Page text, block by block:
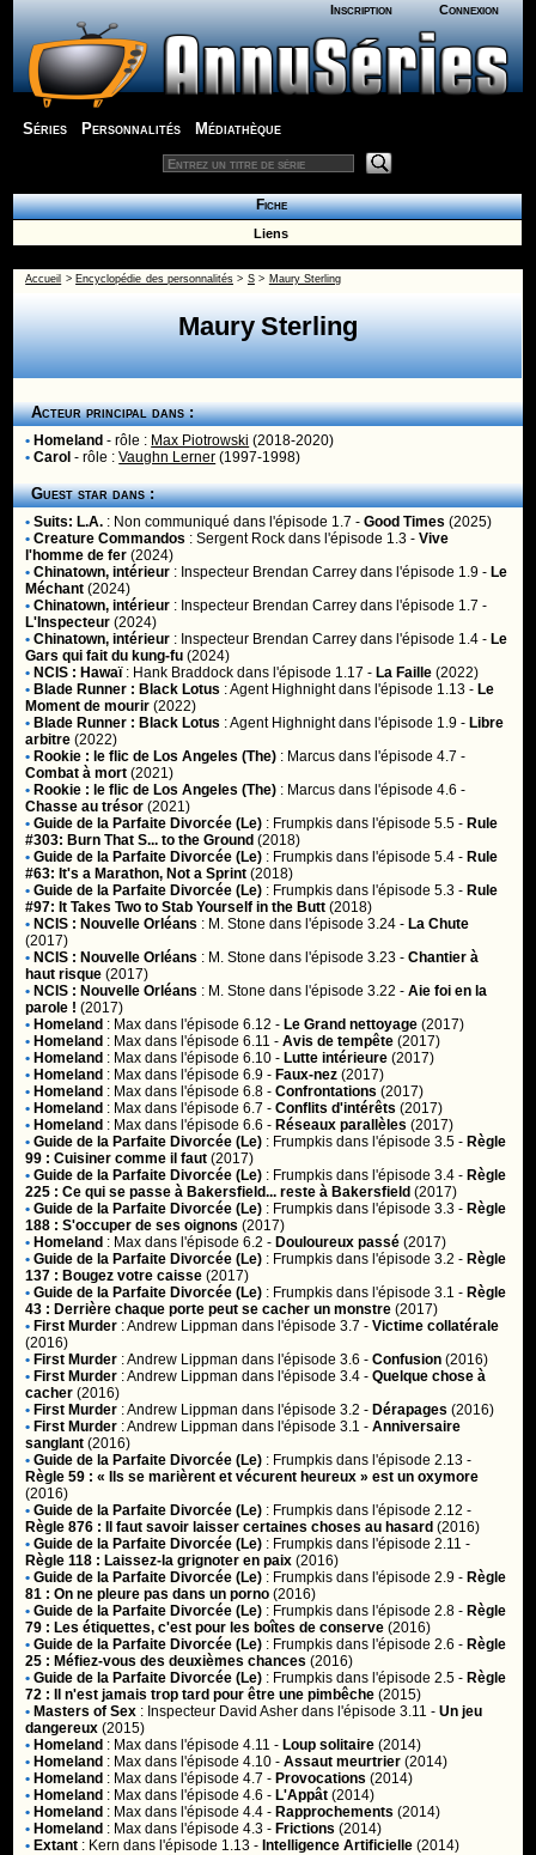
Inscription Connexion
Séries Personnalités Médiathèque
Fiche
Liens
Accueil > Encyclopédie des personnalités > S> Maury Sterling
Maury Sterling
Acteur principal dans :
• Homeland - rôle : Max Piotrowski (2018-2020)
• Carol - rôle :Vaughn Lerner (1997-1998)
Guest star dans :
• Suits: L.A. : Non communiqué dans l'épisode 1.7 -Good Times (2025)
• Creature Commandos :Sergent Rock dans l'épisode 1.3 -Vive
l'homme de fer (2024)
• Chinatown, intérieur : Inspecteur Brendan Carrey dans l'épisode 1.9 - Le
Méchant (2024)
• Chinatown, intérieur : Inspecteur Brendan Carrey dans l'épisode 1.7 -
L'Inspecteur (2024)
• Chinatown, intérieur : Inspecteur Brendan Carrey dans l'épisode 1.4 - Le
Gars qui fait du kung-fu (2024)
• NCIS : Hawaï: Hank Braddock dans l'épisode 1.17 - La Faille (2022)
• Blade Runner : Black Lotus :Agent Highnightdans l'épisode 1.13 - Le
Moment de mourir (2022)
• Blade Runner : Black Lotus :Agent Highnightdans l'épisode 1.9 - Libre
arbitre (2022)
• Rookie : le flic de Los Angeles (The) : Marcus dans l'épisode 4.7 -
Combat à mort (2021)
• Rookie : le flic de Los Angeles (The) : Marcus dans l'épisode 4.6 -
Chasse au trésor (2021)
• Guide de la Parfaite Divorcée (Le) : Frumpkis dans l'épisode 5.5 - Rule
#303: Burn That S... to the Ground (2018)
• Guide de la Parfaite Divorcée (Le) : Frumpkis dans l'épisode 5.4 - Rule
#63: It's a Marathon, Not a Sprint (2018)
• Guide de la Parfaite Divorcée (Le) : Frumpkis dans l'épisode 5.3 - Rule
#97: It Takes Two to Stab Yourself in the Butt (2018)
• NCIS : Nouvelle Orléans : M. Stone dans l'épisode 3.24 - La Chute
(2017)
• NCIS : Nouvelle Orléans : M. Stone dans l'épisode 3.23 -Chantier à
haut risque (2017)
• NCIS : Nouvelle Orléans : M. Stone dans l'épisode 3.22 -Aie foi en la
parole ! (2017)
• Homeland : Max dans l'épisode 6.12 - Le Grand nettoyage (2017)
• Homeland : Max dans l'épisode 6.11 -Avis de tempête (2017)
• Homeland : Max dans l'épisode 6.10 - Lutte intérieure (2017)
• Homeland : Max dans l'épisode 6.9 - Faux-nez (2017)
• Homeland : Max dans l'épisode 6.8 -Confrontations (2017)
• Homeland : Max dans l'épisode 6.7 -Conflits d'intérêts (2017)
• Homeland : Max dans l'épisode 6.6 - Réseaux parallèles (2017)
• Guide de la Parfaite Divorcée (Le) : Frumpkis dans l'épisode 3.5 - Règle
99 : Cuisiner comme il faut (2017)
• Guide de la Parfaite Divorcée (Le) : Frumpkis dans l'épisode 3.4 - Règle
225 : Ce qui se passe à Bakersfield... reste à Bakersfield (2017)
• Guide de la Parfaite Divorcée (Le) : Frumpkis dans l'épisode 3.3 - Règle
188 : S'occuper de ses oignons (2017)
• Homeland : Max dans l'épisode 6.2 - Douloureux passé (2017)
• Guide de la Parfaite Divorcée (Le) : Frumpkis dans l'épisode 3.2 - Règle
137 : Bougez votre caisse (2017)
• Guide de la Parfaite Divorcée (Le) : Frumpkis dans l'épisode 3.1 - Règle
43 : Derrière chaque porte peut se cacher un monstre (2017)
• First Murder :Andrew Lippman dans l'épisode 3.7 -Victime collatérale
(2016)
• First Murder :Andrew Lippman dans l'épisode 3.6 -Confusion (2016)
• First Murder :Andrew Lippman dans l'épisode 3.4 -Quelque chose à
cacher (2016)
• First Murder :Andrew Lippman dans l'épisode 3.2 - Dérapages (2016)
• First Murder :Andrew Lippman dans l'épisode 3.1 -Anniversaire
sanglant (2016)
• Guide de la Parfaite Divorcée (Le) : Frumpkis dans l'épisode 2.13 -
Règle 59 : « Ils se marièrent et vécurent heureux » est un oxymore
(2016)
• Guide de la Parfaite Divorcée (Le) : Frumpkis dans l'épisode 2.12 -
Règle 876 : Il faut savoir laisser certaines choses au hasard (2016)
• Guide de la Parfaite Divorcée (Le) : Frumpkis dans l'épisode 2.11 -
Règle 118 : Laissez-la grignoter en paix (2016)
• Guide de la Parfaite Divorcée (Le) : Frumpkis dans l'épisode 2.9 - Règle
81 : On ne pleure pas dans un porno (2016)
• Guide de la Parfaite Divorcée (Le) : Frumpkis dans l'épisode 2.8 - Règle
79 : Les étiquettes, c'est pour les boîtes de conserve (2016)
• Guide de la Parfaite Divorcée (Le) : Frumpkis dans l'épisode 2.6 - Règle
25 : Méfiez-vous des deuxièmes chances (2016)
• Guide de la Parfaite Divorcée (Le) : Frumpkis dans l'épisode 2.5 - Règle
72 : Il n'est jamais trop tard pour être une pimbêche (2015)
• Masters of Sex : Inspecteur David Asher dans l'épisode 3.11 -Un jeu
dangereux (2015)
• Homeland : Max dans l'épisode 4.11 - Loup solitaire (2014)
• Homeland : Max dans l'épisode 4.10 -Assaut meurtrier (2014)
• Homeland : Max dans l'épisode 4.7 - Provocations (2014)
• Homeland : Max dans l'épisode 4.6 - L'Appât (2014)
• Homeland : Max dans l'épisode 4.4 - Rapprochements (2014)
• Homeland : Max dans l'épisode 4.3 - Frictions (2014)
• Extant : Kern dans l'épisode 1.13 - Intelligence Artificielle (2014)